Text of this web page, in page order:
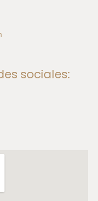
sociales: